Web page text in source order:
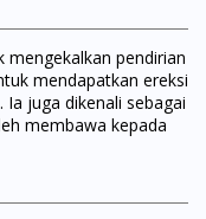
mengekalkan pendirian
mendapatkan ereksi
juga dikenali sebagai
membawa kepada